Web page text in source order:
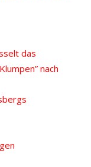
das
nach